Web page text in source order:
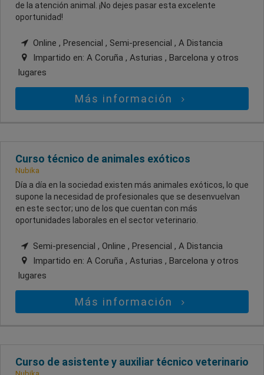
de la atención animal. ¡No dejes pasar esta excelente
oportunidad!
Online , Presencial , Semi-presencial , A Distancia
Impartido en: A Coruña , Asturias , Barcelona y otros
lugares
Más información
Curso técnico de animales exóticos
Nubika
Día a día en la sociedad existen más animales exóticos, lo que
supone la necesidad de profesionales que se desenvuelvan
en este sector; uno de los que cuentan con más
oportunidades laborales en el sector veterinario.
Semi-presencial , Online , Presencial , A Distancia
Impartido en: A Coruña , Asturias , Barcelona y otros
lugares
Más información
Curso de asistente y auxiliar técnico veterinario